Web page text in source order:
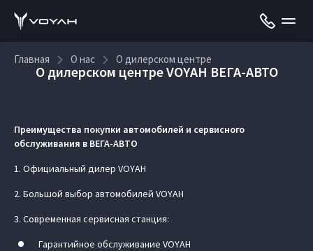
Главная О нас О дилерском центре
О дилерском центре VOYAH ВЕГА-АВТО
Преимущества покупки автомобилей и сервисного
обслуживания в ВЕГА-АВТО
1. Официальный дилер VOYAH
2. Большой выбор автомобилей VOYAH
3. Современная сервисная станция:
Гарантийное обслуживание VOYAH